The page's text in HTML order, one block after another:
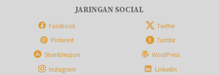
JARINGAN SOCIAL
Facebook
Twitter
Pinterest
Tumblr
Stumbleupon
WordPress
Instagram
Linkedin